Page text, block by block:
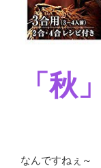
「秋」
なんですねぇ～